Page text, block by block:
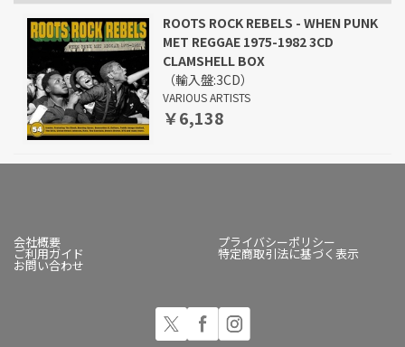
ROOTS ROCK REBELS - WHEN PUNK
MET REGGAE 1975-1982 3CD
CLAMSHELL BOX
（輸入盤:3CD）
VARIOUS ARTISTS
￥6,138
会社概要 プライバシーポリシー
ご利用ガイド 特定商取引法に基づく表示
お問い合わせ